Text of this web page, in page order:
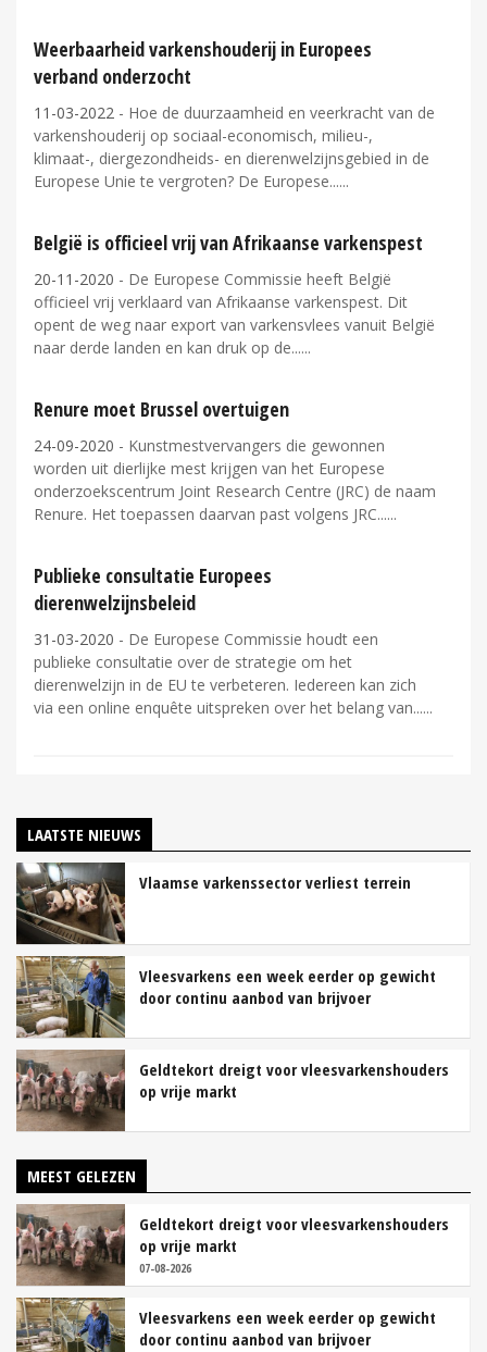
Weerbaarheid varkenshouderij in Europees
verband onderzocht
11-03-2022 - Hoe de duurzaamheid en veerkracht van de
varkenshouderij op sociaal-economisch, milieu-,
klimaat-, diergezondheids- en dierenwelzijnsgebied in de
Europese Unie te vergroten? De Europese...
België is officieel vrij van Afrikaanse varkenspest
20-11-2020 - De Europese Commissie heeft België
officieel vrij verklaard van Afrikaanse varkenspest. Dit
opent de weg naar export van varkensvlees vanuit België
naar derde landen en kan druk op de...
Renure moet Brussel overtuigen
24-09-2020 - Kunstmestvervangers die gewonnen
worden uit dierlijke mest krijgen van het Europese
onderzoekscentrum Joint Research Centre (JRC) de naam
Renure. Het toepassen daarvan past volgens JRC...
Publieke consultatie Europees
dierenwelzijnsbeleid
31-03-2020 - De Europese Commissie houdt een
publieke consultatie over de strategie om het
dierenwelzijn in de EU te verbeteren. Iedereen kan zich
via een online enquête uitspreken over het belang van...
LAATSTE NIEUWS
Vlaamse varkenssector verliest terrein
Vleesvarkens een week eerder op gewicht
door continu aanbod van brijvoer
Geldtekort dreigt voor vleesvarkenshouders
op vrije markt
MEEST GELEZEN
Geldtekort dreigt voor vleesvarkenshouders
op vrije markt
07-08-2026
Vleesvarkens een week eerder op gewicht
door continu aanbod van brijvoer